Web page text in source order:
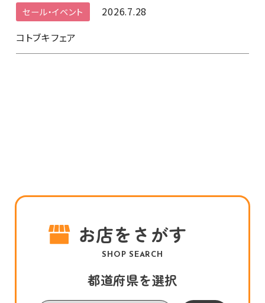
セール・イベント
2026.7.28
コトブキフェア
お店をさがす
SHOP SEARCH
都道府県を選択